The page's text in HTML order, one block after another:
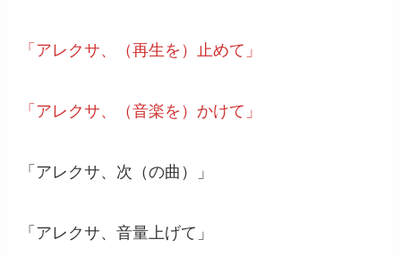
「アレクサ、（再生を）止めて」
「アレクサ、（音楽を）かけて」
「アレクサ、次（の曲）」
「アレクサ、音量上げて」